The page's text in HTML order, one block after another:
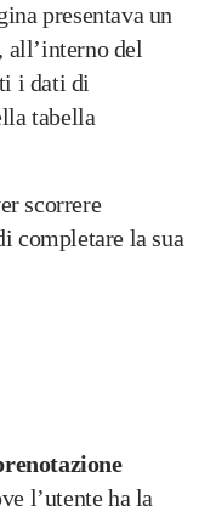
presentava un
all’interno del
i dati di
tabella
scorrere
completare la sua
l’utente ha la